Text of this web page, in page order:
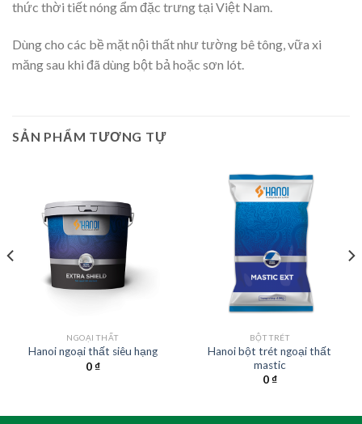
thức thời tiết nóng ẩm đặc trưng tại Việt Nam.
Dùng cho các bề mặt nội thất như tường bê tông, vữa xi
măng sau khi đã dùng bột bả hoặc sơn lót.
SẢN PHẨM TƯƠNG TỰ
NGOẠI THẤT
Hanoi ngoại thất siêu hạng
0₫
BỘT TRÉT
Hanoi bột trét ngoại thất
mastic
0₫